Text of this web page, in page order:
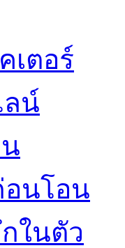
เตอร์
ลน์
นโอน
ในตัว